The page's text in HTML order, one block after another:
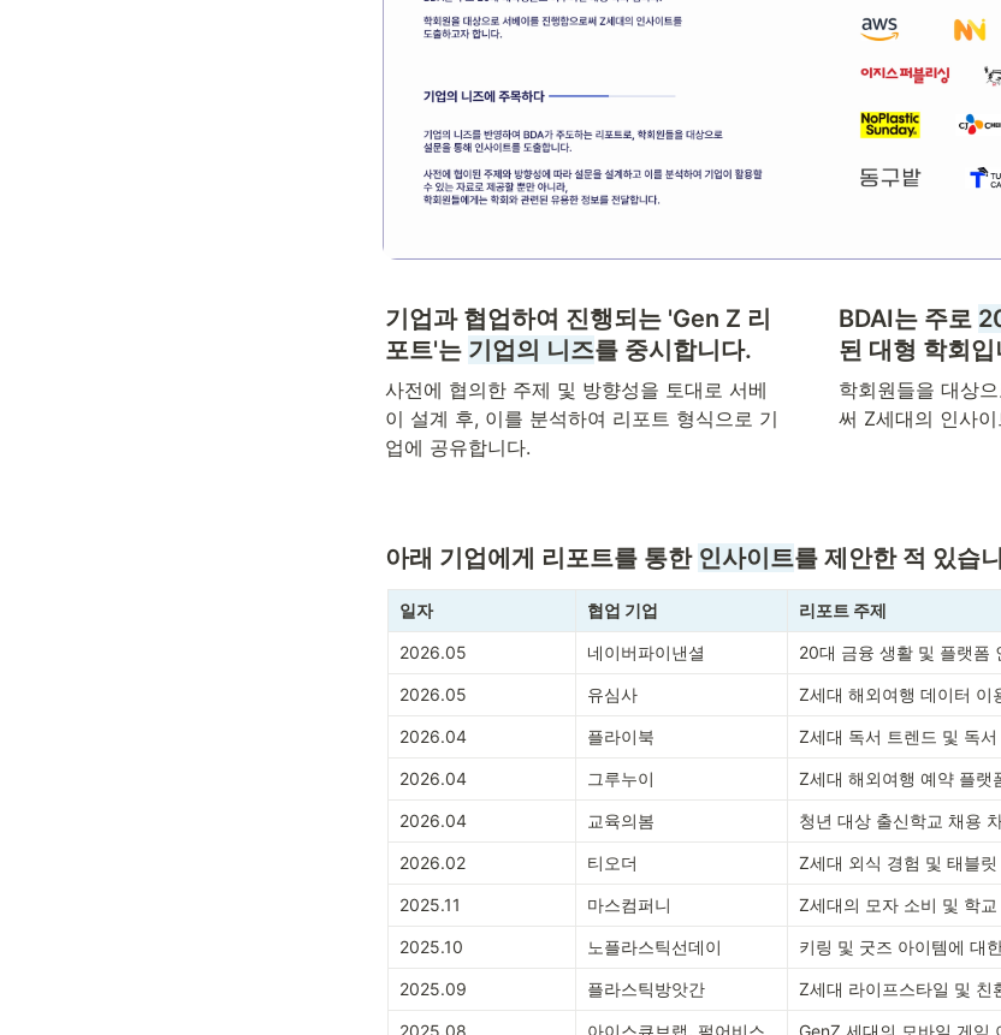
기업과 협업하여 진행되는 'Gen Z 리
포트'는 기업의 니즈를 중시합니다.
사전에 협의한 주제 및 방향성을 토대로 서베
이 설계 후, 이를 분석하여 리포트 형식으로 기
업에 공유합니다.
BDAI는 주로
된 대형 학회
학회원들을 대상
써 Z세대의 인사
아래 기업에게 리포트를 통한 인사이트를 제안한 적 있습
일자 협업 기업 리포트 주제
2026.05 네이버파이낸셜 20대 금융 생활 및 플랫폼
2026.05 유심사 Z세대 해외여행 데이터 이
2026.04 플라이북 Z세대 독서 트렌드 및 독
2026.04 그루누이 Z세대 해외여행 예약 플랫
2026.04 교육의봄 청년 대상 출신학교 채용
2026.02 티오더 Z세대 외식 경험 및 태블
2025.11 마스컴퍼니 Z세대의 모자 소비 및 학교
2025.10 노플라스틱선데이 키링 및 굿즈 아이템에 대
2025.09 플라스틱방앗간 Z세대 라이프스타일 및 친
2025.08 아이스큐브랩, 펄어비스 GenZ 세대의 모바일 게임